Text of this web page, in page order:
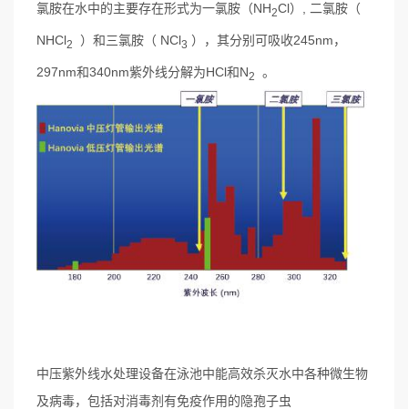
氯胺在水中的主要存在形式为一氯胺（NH2Cl）, 二氯胺（
NHCl2 ）和三氯胺（ NCl3 ），其分别可吸收245nm，
297nm和340nm紫外线分解为HCl和N2 。
中压紫外线水处理设备在泳池中能高效杀灭水中各种微生物
及病毒，包括对消毒剂有免疫作用的隐孢子虫